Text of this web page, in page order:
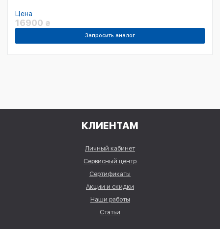
Цена
16900 ₴
Запросить аналог
КЛИЕНТАМ
Личный кабинет
Сервисный центр
Сертификаты
Акции и скидки
Наши работы
Статьи